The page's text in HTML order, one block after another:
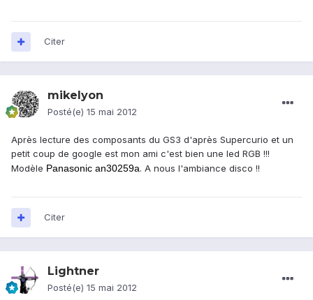
Citer
mikelyon
Posté(e) 15 mai 2012
Après lecture des composants du GS3 d'après Supercurio et un
petit coup de google est mon ami c'est bien une led RGB !!!
Modèle Panasonic an30259a. A nous l'ambiance disco !!
Citer
Lightner
Posté(e) 15 mai 2012